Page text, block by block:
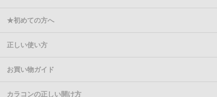
★初めての方へ
正しい使い方
お買い物ガイド
カラコンの正しい開け方